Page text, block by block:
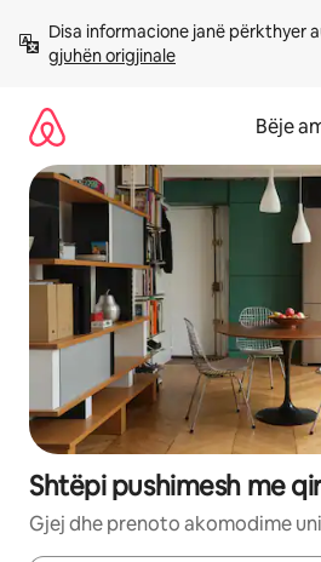
përmbajtja
Disa informacione janë përkthyer
gjuhën origjinale
Bëje
Shtëpi pushimesh me
Gjej dhe prenoto akomodime